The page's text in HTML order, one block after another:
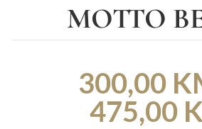
MOTTO
300,00
475,00